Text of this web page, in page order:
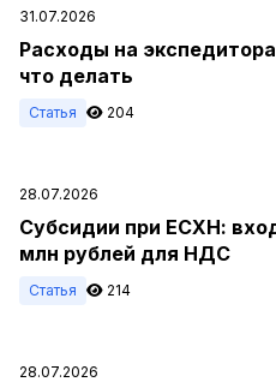
31.07.2026
Расходы на
что делать
Статья 204
28.07.2026
Субсидии при ЕСХН:
млн рублей для НДС
Статья 214
28.07.2026